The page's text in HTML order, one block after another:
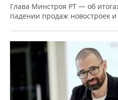
Глава Минстроя РТ — об
падении продаж новостроек и